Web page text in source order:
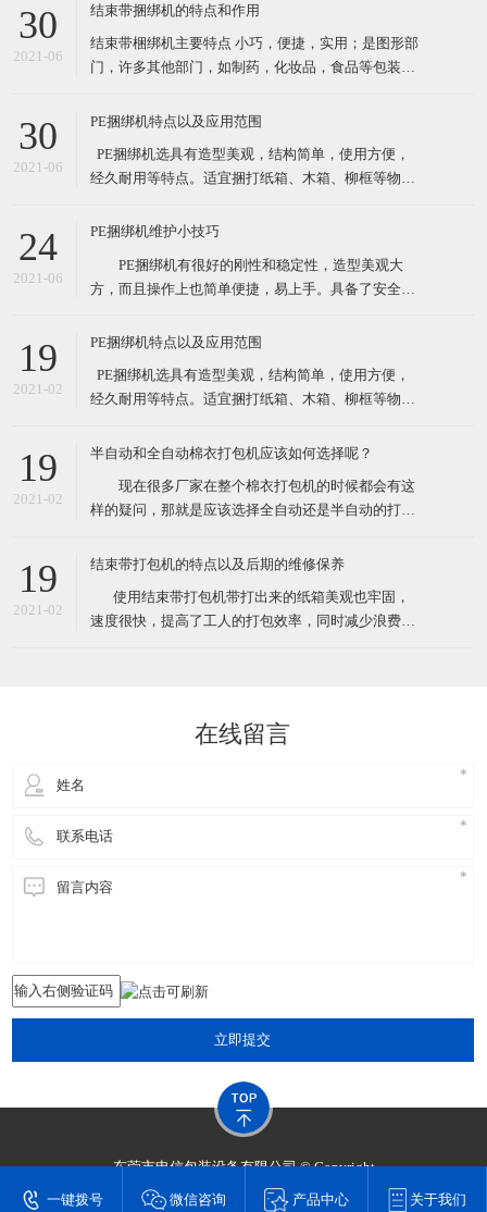
30
2021-06
结束带捆绑机的特点和作用
结束带梱绑机主要特点 小巧，便捷，实用；是图形部
门，许多其他部门，如制药，化妆品，食品等包装产
板） 通过自动照片眼（自动装置）开始循环；按按钮
30mm*150mm) 3种捆扎带松紧级别设置 结束带捆
30
2021-06
PE捆绑机特点以及应用范围
​ PE捆绑机选具有造型美观，结构简单，使用方便，
经久耐用等特点。适宜捆打纸箱、木箱、柳框等物
其体积小巧、维修起来比较简易，故广泛适用于流动
捆包机的电熔粘合效果，又可解决带钳的铁扣机捆
24
2021-06
PE捆绑机维护小技巧
PE捆绑机有很好的刚性和稳定性，造型美观大
方，而且操作上也简单便捷，易上手。具备了安全性
开始使用PE捆绑机的厂家对了PE捆绑机赞口不绝，认
约了人力运输费。 PE捆绑机广泛用于用于食品、
医药、五金、化工
19
2021-02
PE捆绑机特点以及应用范围
​ PE捆绑机选具有造型美观，结构简单，使用方便，
经久耐用等特点。适宜捆打纸箱、木箱、柳框等物
其体积小巧、维修起来比较简易，故广泛适用于流动
捆包机的电熔粘合效果，又可解决带钳的铁扣机捆
19
2021-02
半自动和全自动棉衣打包机应该如何选择呢？
现在很多厂家在整个棉衣打包机的时候都会有这
样的疑问，那就是应该选择全自动还是半自动的打包
接选择全自动的，很有可能由于衣物的形状不是十分
另外的朋友觉得如果不选择全自动的打包机的话，很
有可能最后会造成比较严重
19
2021-02
结束带打包机的特点以及后期的维修保养
​ 使用结束带打包机带打出来的纸箱美观也牢固，
速度很快，提高了工人的打包效率，同时减少浪费，
在线留言
立即提交
东莞市申信包装设备有限公司 © Copyright
东莞网站建设​
一键拨号 微信咨询 产品中心 关于我们